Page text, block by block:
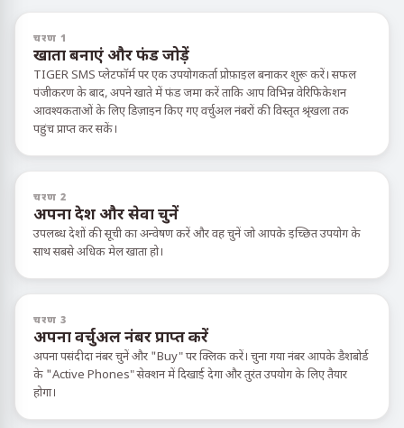
चरण 1
खाता बनाएं और फंड जोड़ें
TIGER SMS प्लेटफॉर्म पर एक उपयोगकर्ता प्रोफ़ाइल बनाकर शुरू करें। सफल
पंजीकरण के बाद, अपने खाते में फंड जमा करें ताकि आप विभिन्न वेरिफिकेशन
आवश्यकताओं के लिए डिज़ाइन किए गए वर्चुअल नंबरों की विस्तृत श्रृंखला तक
पहुंच प्राप्त कर सकें।
चरण 2
अपना देश और सेवा चुनें
उपलब्ध देशों की सूची का अन्वेषण करें और वह चुनें जो आपके इच्छित उपयोग के
साथ सबसे अधिक मेल खाता हो।
चरण 3
अपना वर्चुअल नंबर प्राप्त करें
अपना पसंदीदा नंबर चुनें और "Buy" पर क्लिक करें। चुना गया नंबर आपके डैशबोर्ड
के "Active Phones" सेक्शन में दिखाई देगा और तुरंत उपयोग के लिए तैयार
होगा।